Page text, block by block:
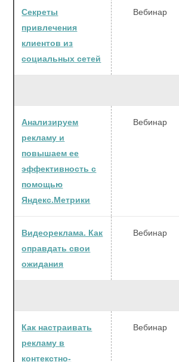
Секреты
привлечения
клиентов из
социальных сетей
Вебинар
Анализируем
рекламу и
повышаем ее
эффективность с
помощью
Яндекс.Метрики
Вебинар
Видеореклама. Как
оправдать свои
ожидания
Вебинар
Как настраивать
рекламу в
контекстно-
Вебинар